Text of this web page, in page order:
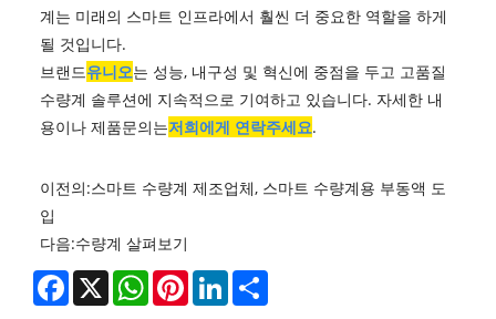
계는 미래의 스마트 인프라에서 훨씬 더 중요한 역할을 하게
될 것입니다.
브랜드유니오는 성능, 내구성 및 혁신에 중점을 두고 고품질
수량계 솔루션에 지속적으로 기여하고 있습니다. 자세한 내
용이나 제품문의는저희에게 연락주세요.
이전의:스마트 수량계 제조업체, 스마트 수량계용 부동액 도
입
다음:수량계 살펴보기
Facebook
X WhatsAppPinterestLinkedInShare